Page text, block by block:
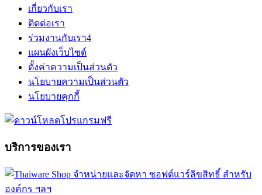
เกี่ยวกับเรา
ติดต่อเรา
ร่วมงานกับเรา4
แผนผังเว็บไซต์
ตั้งค่าความเป็นส่วนตัว
นโยบายความเป็นส่วนตัว
นโยบายคุกกี้
บริการของเรา